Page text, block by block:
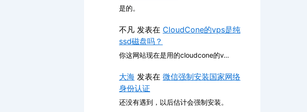
是的。
不凡 发表在 CloudCone的vps是纯
ssd磁盘吗？
你这网站现在是用的cloudcone的v…
大海 发表在 微信强制安装国家网络
身份认证
还没有遇到，以后估计会强制安装。